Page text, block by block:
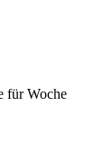
für Woche